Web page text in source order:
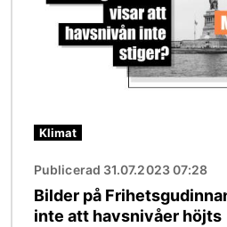
Klimat
Publicerad 31.07.2023 07:28
Bilder på
inte att havsnivåer höjts